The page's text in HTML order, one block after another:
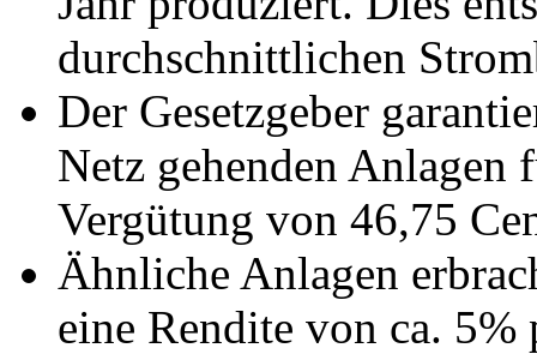
durchschnittlichen
Der Gesetzgeber
Netz gehenden Anlagen
Vergütung von 46,75
Ähnliche Anlagen
eine Rendite von ca. 5%